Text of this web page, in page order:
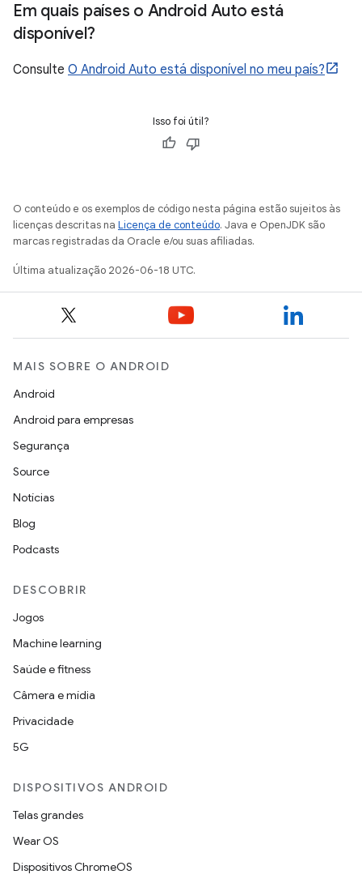
Em quais países o Android Auto está
disponível?
Consulte O Android Auto está disponível no meu país?
Isso foi útil?
O conteúdo e os exemplos de código nesta página estão sujeitos às
licenças descritas na Licença de conteúdo. Java e OpenJDK são
marcas registradas da Oracle e/ou suas afiliadas.
Última atualização 2026-06-18 UTC.
MAIS SOBRE O ANDROID
Android
Android para empresas
Segurança
Source
Notícias
Blog
Podcasts
DESCOBRIR
Jogos
Machine learning
Saúde e fitness
Câmera e mídia
Privacidade
5G
DISPOSITIVOS ANDROID
Telas grandes
Wear OS
Dispositivos ChromeOS